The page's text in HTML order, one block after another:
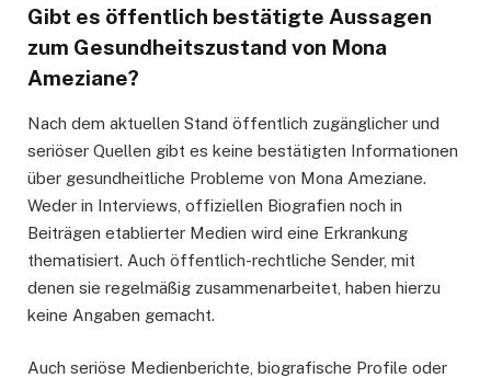
Gibt es öffentlich bestätigte Aussagen
zum Gesundheitszustand von Mona
Ameziane?
Nach dem aktuellen Stand öffentlich zugänglicher und
seriöser Quellen gibt es keine bestätigten Informationen
über gesundheitliche Probleme von Mona Ameziane.
Weder in Interviews, offiziellen Biografien noch in
Beiträgen etablierter Medien wird eine Erkrankung
thematisiert. Auch öffentlich-rechtliche Sender, mit
denen sie regelmäßig zusammenarbeitet, haben hierzu
keine Angaben gemacht.
Auch seriöse Medienberichte, biografische Profile oder